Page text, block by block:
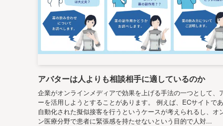
アバターは人よりも相談相手に適しているのか
企業がオンラインメディアで効果を上げる手法の一つとして、
ーを活用しようとすることがあります。 例えば、ECサイトで
自動化された擬似接客を行うというケースが考えられるし、オ
ン医療分野で患者に緊張感を持たせないという目的で人対...